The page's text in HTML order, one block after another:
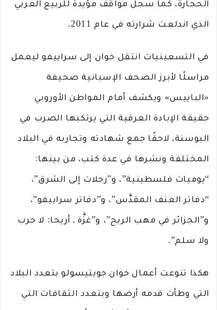
الحجارة، كما سجل مواقف مؤيدة للربيع العربي
الذي اندلعت شرارته في عام 2011.
في التسعينيات انتقل خوان إلى سراييفو ليعمل
مراسلًا لأبرز الصحف الإسبانية صحيفة
«الباييس» ويكشف أمام المواطن الأوروبي
حقيقة الإبادة العرقية التي يرتكبها الصرب في
البوسنة، لاحقًا جمع شهادته وتجاربه في البلاد
المختلفة ونشرها في عدة كتب، من بينها:
“يوميات فلسطينية”، و”رحلات إلى الشرق”،
“دفاتر العنف المقدَّس”، و”دفاتر سراييفو”،
و”الجزائر في مهب الريح”، و”غزَّة ـ أريحا: لا حرب
ولا سلم”.
هكذا تنوعت أعمال خوان جويتيسولو بتعدد البلاد
التي وطأت قدمه أرضها وبتعدد الثقافات التي